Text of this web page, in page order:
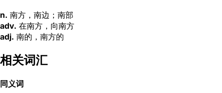
n. 南方，南边；南部
adv. 在南方，向南方
adj. 南的，南方的
相关词汇
同义词